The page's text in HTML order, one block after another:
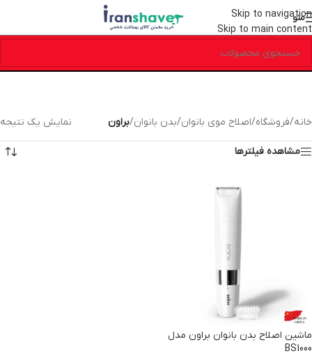
Skip to navigation
Skip to main content
منو
خانه/فروشگاه/اصلاح موی بانوان/بدن بانوان/براون نمایش یک نتیجه
مشاهده فیلترها
ماشین اصلاح بدن بانوان براون مدل
BS1000